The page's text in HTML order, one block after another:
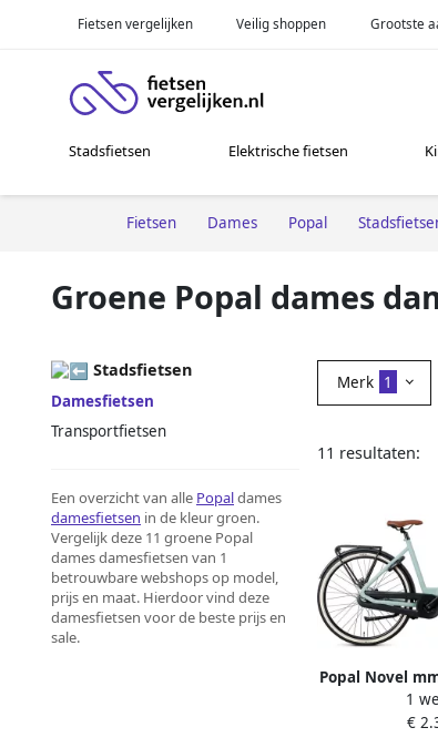
Fietsen vergelijken Veilig shoppen Grootste
Stadsfietsen Elektrische fietsen
Fietsen Dames Popal
Groene Popal dames
Stadsfietsen
Damesfietsen
Transportfietsen
Een overzicht van alle Popaldames
damesfietsen in de kleur groen.
Vergelijk deze 11 groene Popal
dames damesfietsen van 1
betrouwbare webshops op model,
prijs en maat. Hierdoor vind deze
damesfietsen voor de beste prijs en
sale.
Merk 1
11 resultaten:
Popal Novel
E-bike 28 Inch
7
1
€